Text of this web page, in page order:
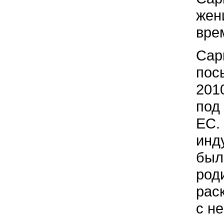
под
ЕС.
с